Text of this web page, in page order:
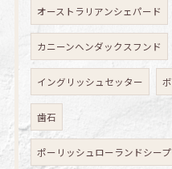
オーストラリアンシェパード
カニーンヘンダックスフンド
イングリッシュセッター
歯石
ポーリッシュローランドシー